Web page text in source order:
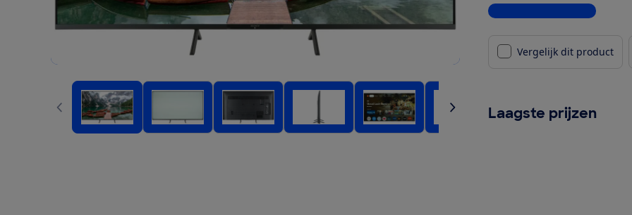
Bekijk alle specificaties
Vergelijk dit product
Laagste prijzen